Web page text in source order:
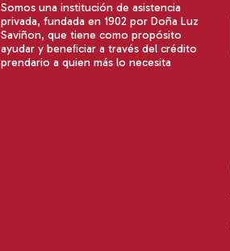
Somos una institución de asistencia
privada, fundada en 1902 por Doña Luz
Saviñon, que tiene como propósito
ayudar y beneﬁciar a través del crédito
prendario a quien más lo necesita